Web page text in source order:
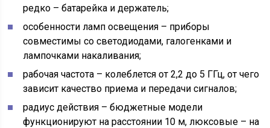
редко – батарейка и держатель;
особенности ламп освещения – приборы
совместимы со светодиодами, галогенками и
лампочками накаливания;
рабочая частота – колеблется от 2,2 до 5 ГГц, от чего
зависит качество приема и передачи сигналов;
радиус действия – бюджетные модели
функционируют на расстоянии 10 м, люксовые – на